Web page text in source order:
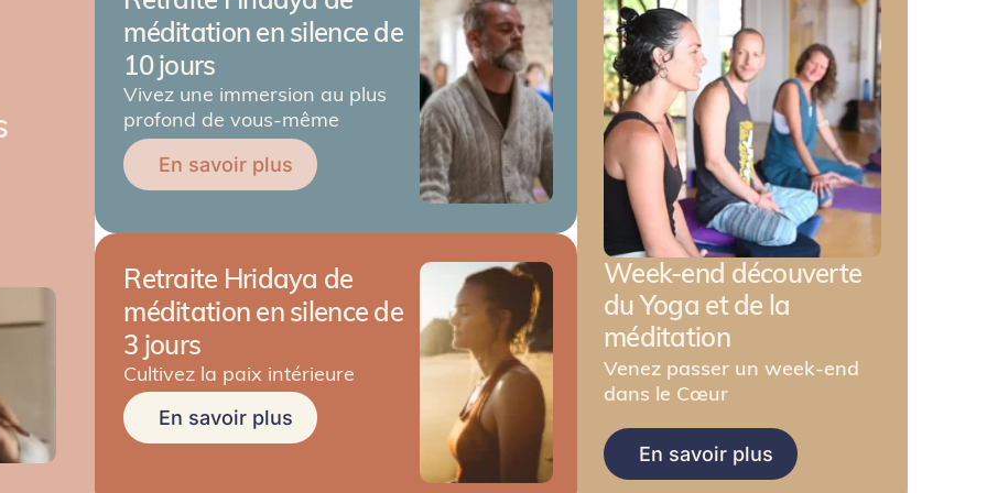
chaque mouvement célèbrent le sacré.
méditation en silence de
10 jours
Vivez une immersion au plus
profond de vous-même
En savoir plus
Retraite Hridaya de
méditation en silence de
3 jours
Cultivez la paix intérieure
En savoir plus
Week-end découverte
du Yoga et de la
méditation
Venez passer un week-end
dans le Cœur
En savoir plus